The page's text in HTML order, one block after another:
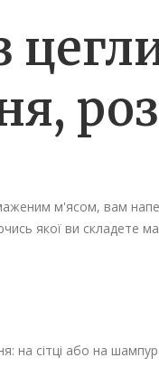
м'ясом, вам
якої ви складете
на сітці або на